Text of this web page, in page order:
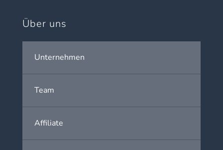
Über uns
Unternehmen
Team
Affiliate